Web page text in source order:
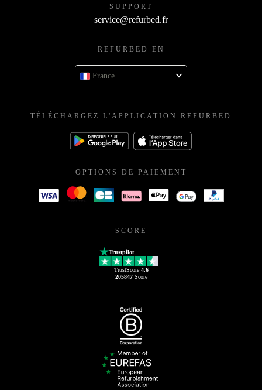
SUPPORT
service@refurbed.fr
REFURBED EN
France
TÉLÉCHARGEZ L'APPLICATION REFURBED
OPTIONS DE PAIEMENT
SCORE
Trustpilot
TrustScore 4.6
205847Score